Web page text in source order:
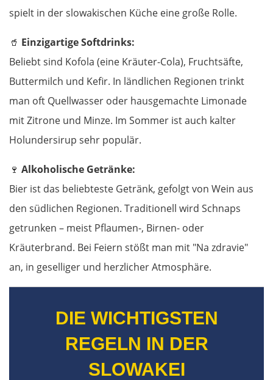
spielt in der slowakischen Küche eine große Rolle.
🥤 Einzigartige Softdrinks:
Beliebt sind Kofola (eine Kräuter-Cola), Fruchtsäfte,
Buttermilch und Kefir. In ländlichen Regionen trinkt
man oft Quellwasser oder hausgemachte Limonade
mit Zitrone und Minze. Im Sommer ist auch kalter
Holundersirup sehr populär.
🍷 Alkoholische Getränke:
Bier ist das beliebteste Getränk, gefolgt von Wein aus
den südlichen Regionen. Traditionell wird Schnaps
getrunken – meist Pflaumen-, Birnen- oder
Kräuterbrand. Bei Feiern stößt man mit "Na zdravie"
an, in geselliger und herzlicher Atmosphäre.
DIE WICHTIGSTEN
REGELN IN DER
SLOWAKEI